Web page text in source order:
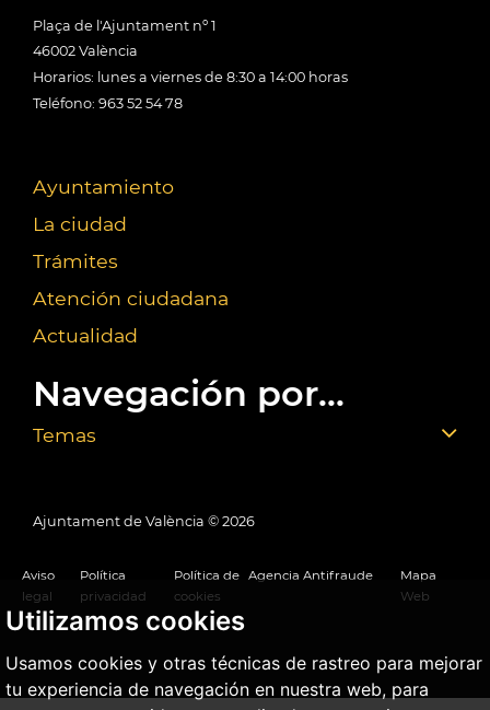
Utilizamos cookies
Usamos cookies y otras técnicas de rastreo para mejorar
tu experiencia de navegación en nuestra web, para
Plaça de l'Ajuntament nº 1
46002 València
Horarios: lunes a viernes de 8:30 a 14:00 horas
Teléfono: 963 52 54 78
Ayuntamiento
La ciudad
Trámites
Atención ciudadana
Actualidad
Navegación por...
Temas
Ajuntament de València © 2026
Aviso
legal
Política
privacidad
Política de
cookies
Agencia Antifraude
Mapa
Web